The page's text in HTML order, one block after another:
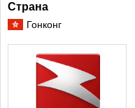
Страна
Гонконг